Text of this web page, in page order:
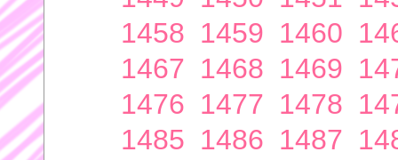
1458 1459 1460
1467 1468 1469
1476 1477 1478
1485 1486 1487